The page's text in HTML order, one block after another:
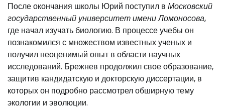
После окончания школы Юрий поступил в Московский
государственный университет имени Ломоносова,
где начал изучать биологию. В процессе учебы он
познакомился с множеством известных ученых и
получил неоценимый опыт в области научных
исследований. Брежнев продолжил свое образование,
защитив кандидатскую и докторскую диссертации, в
которых он подробно рассмотрел обширную тему
экологии и эволюции.